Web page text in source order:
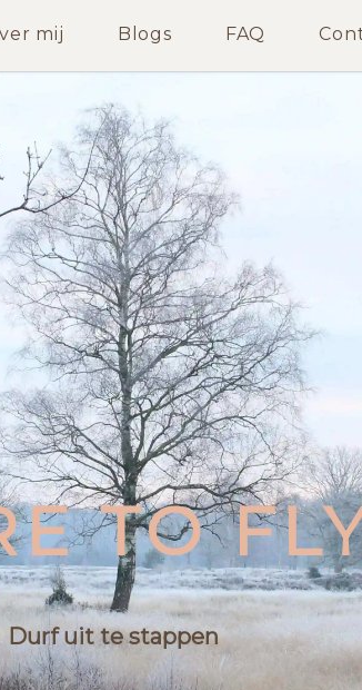
mij Blogs FAQ
TO
Durf uit te stappen